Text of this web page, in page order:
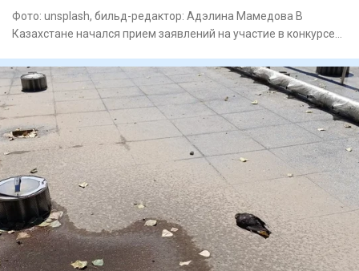
Фото: unsplash, бильд-редактор: Адэлина Мамедова В
Казахстане начался прием заявлений на участие в конкурсе